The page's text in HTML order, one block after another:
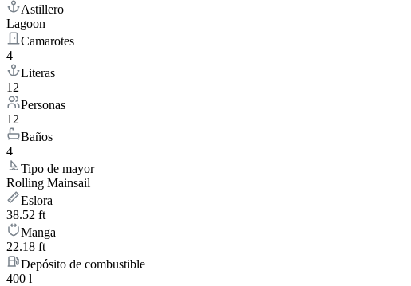
Astillero
Lagoon
Camarotes
4
Literas
12
Personas
12
Baños
4
Tipo de mayor
Rolling Mainsail
Eslora
38.52 ft
Manga
22.18 ft
Depósito de combustible
400 l